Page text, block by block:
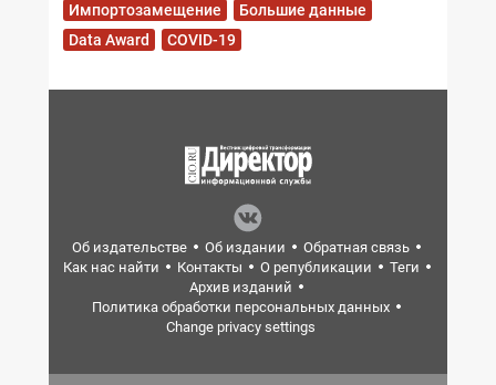
Импортозамещение
Большие данные
Data Award
COVID-19
Об издательстве Об издании
Обратная связь
Как нас найти
Контакты О републикации
Теги
Архив изданий
Политика обработки персональных данных
Change privacy settings